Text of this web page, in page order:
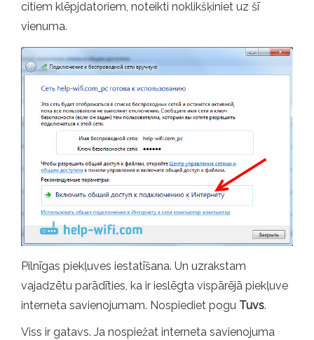
citiem klēpjdatoriem, noteikti noklikšķiniet uz šī
vienuma.
Pilnīgas piekļuves iestatīšana. Un uzrakstam
vajadzētu parādīties, ka ir ieslēgta vispārējā piekļuve
interneta savienojumam. Nospiediet pogu Tuvs.
Viss ir gatavs. Ja nospiežat interneta savienojuma